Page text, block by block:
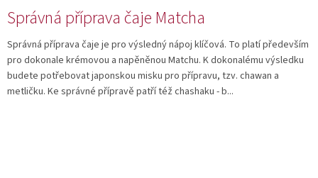
Správná příprava čaje Matcha
Správná příprava čaje je pro výsledný nápoj klíčová. To platí především
pro dokonale krémovou a napěněnou Matchu. K dokonalému výsledku
budete potřebovat japonskou misku pro přípravu, tzv. chawan a
metličku. Ke správné přípravě patří též chashaku - b...